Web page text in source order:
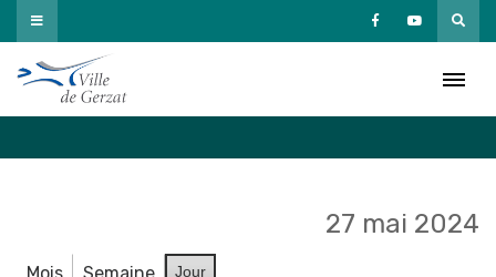
Passer
au
contenu
27 mai 2024
Jour